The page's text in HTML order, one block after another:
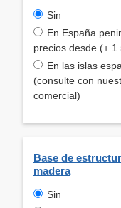
Sin
En España
precios desde (+
En las islas
(consulte con
comercial)
Base de
madera
Sin